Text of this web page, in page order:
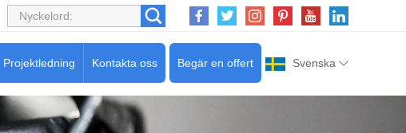
Svenska
Begär en offert
Projektledning Kontakta oss